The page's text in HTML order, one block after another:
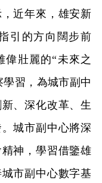
近年來，雄安新
引的方向闊步前
偉壯麗的“未來之
習，為城市副中
、深化改革、生
城市副中心將深
神，學習借鑒雄
市副中心數字基